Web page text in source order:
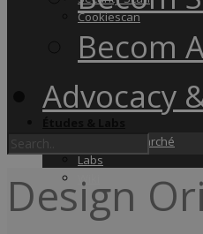
Cookiescan
Études de marché
Labs
Wiki
Becom
Advocacy
Design